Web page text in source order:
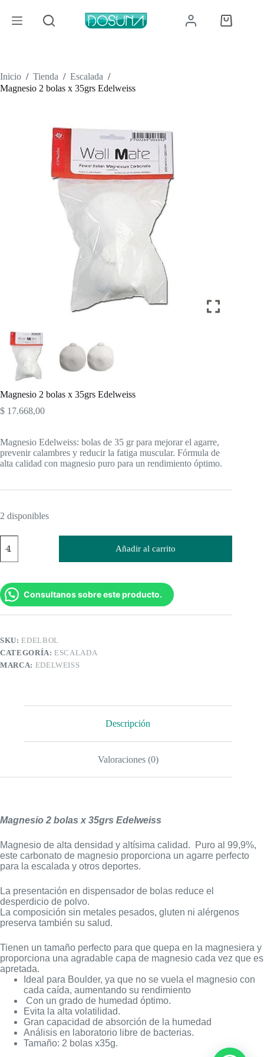
contenido
Carro
de
Inicio / Tienda / Escalada /
Magnesio 2 bolas x 35grs Edelweiss
Magnesio 2 bolas x 35grs Edelweiss
$ 17.668,00
Magnesio Edelweiss: bolas de 35 gr para mejorar el agarre,
prevenir calambres y reducir la fatiga muscular. Fórmula de
alta calidad con magnesio puro para un rendimiento óptimo.
2 disponibles
bolas
Edelweiss
cantidad
Añadir al carrito
Consultanos sobre este producto.
SKU:EDELBOL
CATEGORÍA:ESCALADA
MARCA: EDELWEISS
Descripción
Valoraciones (0)
Magnesio 2 bolas x 35grs Edelweiss
Magnesio de alta densidad y altísima calidad. Puro al 99,9%,
este carbonato de magnesio proporciona un agarre perfecto
para la escalada y otros deportes.
La presentación en dispensador de bolas reduce el
desperdicio de polvo.
La composición sin metales pesados, gluten ni alérgenos
preserva también su salud.
Tienen un tamaño perfecto para que quepa en la magnesiera y
proporciona una agradable capa de magnesio cada vez que es
apretada.
Ideal para Boulder, ya que no se vuela el magnesio con
cada caída, aumentando su rendimiento
Con un grado de humedad óptimo.
Evita la alta volatilidad.
Gran capacidad de absorción de la humedad
Análisis en laboratorio libre de bacterias.
Tamaño: 2 bolas x35g.